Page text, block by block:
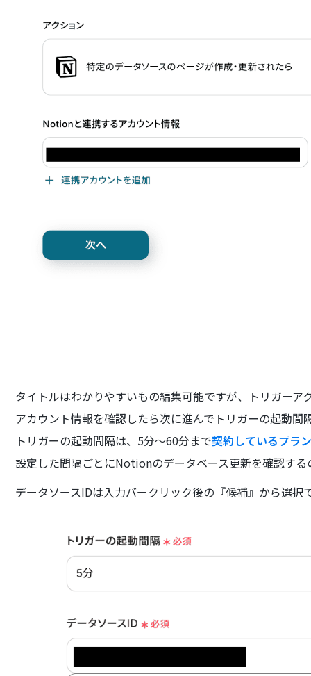
タイトルはわかりやすいもの編集可能ですが、トリガーア
アカウント情報を確認したら次に進んでトリガーの起動間
トリガーの起動間隔は、5分～60分まで契約しているプラ
設定した間隔ごとにNotionのデータベース更新を確認す
データソースIDは入力バークリック後の『候補』から選択